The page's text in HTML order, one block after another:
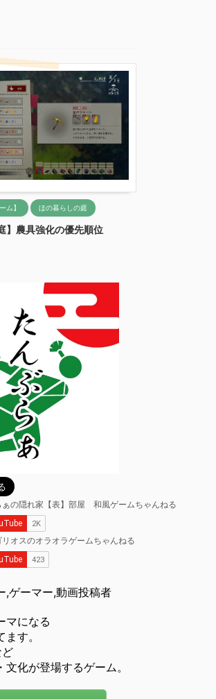
ム】 ほの暮らしの庭
】農具強化の優先順位
,ゲーマー,動画投稿者
マになる
す。
文化が登場するゲーム。